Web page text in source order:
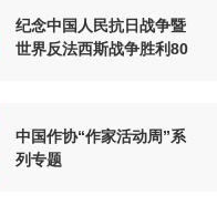
纪念中国人民抗日战争暨
世界反法西斯战争胜利80
中国作协“作家活动周”系
列专题